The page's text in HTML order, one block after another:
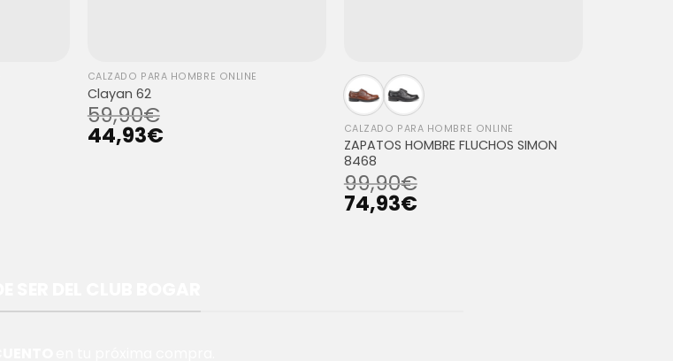
CALZADO PARA HOMBRE ONLINE
Clayan 62
59,90€
44,93€ CALZADO PARA HOMBRE ONLINE
ZAPATOS HOMBRE FLUCHOS SIMON
8468
99,90€
74,93€